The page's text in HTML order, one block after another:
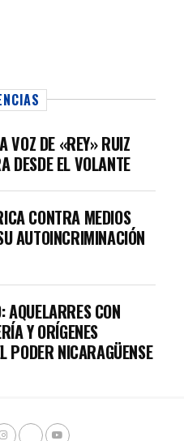
VOZ DE «REY» RUIZ
DESDE EL VOLANTE
CONTRA MEDIOS
AUTOINCRIMINACIÓN
AQUELARRES CON
Y ORÍGENES
PODER NICARAGÜENSE